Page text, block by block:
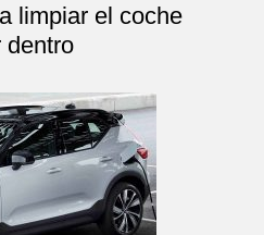
limpiar el coche
dentro